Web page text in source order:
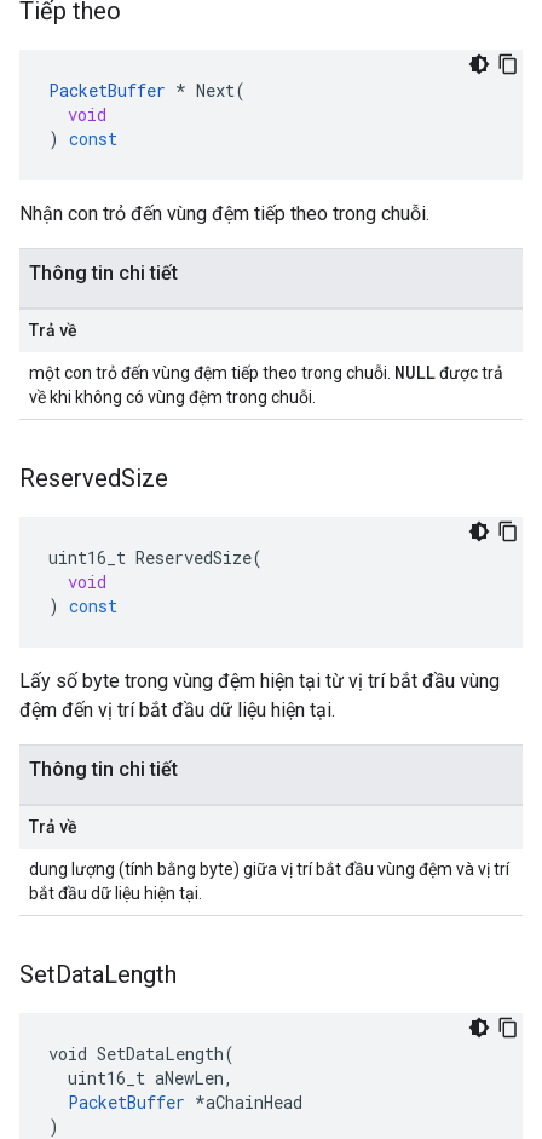
Tiếp theo
PacketBuffer * Next(
void
) const
Nhận con trỏ đến vùng đệm tiếp theo trong chuỗi.
Thông tin chi tiết
Trả về
một con trỏ đến vùng đệm tiếp theo trong chuỗi. NULLđược trả
về khi không có vùng đệm trong chuỗi.
ReservedSize
uint16_t ReservedSize(
void
) const
Lấy số byte trong vùng đệm hiện tại từ vị trí bắt đầu vùng
đệm đến vị trí bắt đầu dữ liệu hiện tại.
Thông tin chi tiết
Trả về
dung lượng (tính bằng byte) giữa vị trí bắt đầu vùng đệm và vị trí
bắt đầu dữ liệu hiện tại.
SetDataLength
void SetDataLength(
  uint16_t aNewLen,
PacketBuffer *aChainHead
)